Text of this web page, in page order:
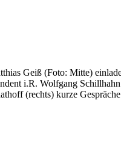
Geiß (Foto: Mitte)
i.R. Wolfgang
(rechts) kurze